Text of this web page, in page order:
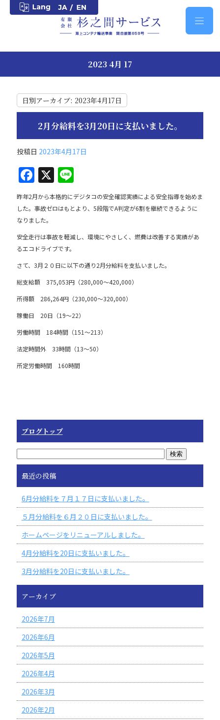
2023 4月 17
日別アーカイブ: 2023年4月17日
2月分給料を3月20日に支払いました。
投稿日 2023年4月17日
F
a
c
e
b
o
o
k
X Li
n
e
昨年2月から本格的にデジタコの安全確認実績による安全指導を始めま
した。事故ゼロはもとより、5段階でA判定が6割を継続できるように
なりました。
安全走行は事故を軽減し、環境にやさしく、燃費は改善する実績があ
るエコドライブです。
さて、3月２０日に以下の通り2月分給料を支払いました。
総支給額 375,053円（280,000～420,000）
所得額 286,264円（230,000～320,000）
稼働日 20日（19～22）
労働時間 184時間（151～213）
法定時間外 33時間（13～50）
所定労働時間 160時間
ブログトップ
最近の投稿
6月分給料を７月１７日に支払いました。
５月分給料を６月２０日に支払いました。
ホームページをリニューアルしました。
4月分給料を20日に支払いました。
3月分給料を20日に支払いました。
アーカイブ
2026年7月
2026年6月
2026年5月
2026年4月
2026年3月
2026年2月